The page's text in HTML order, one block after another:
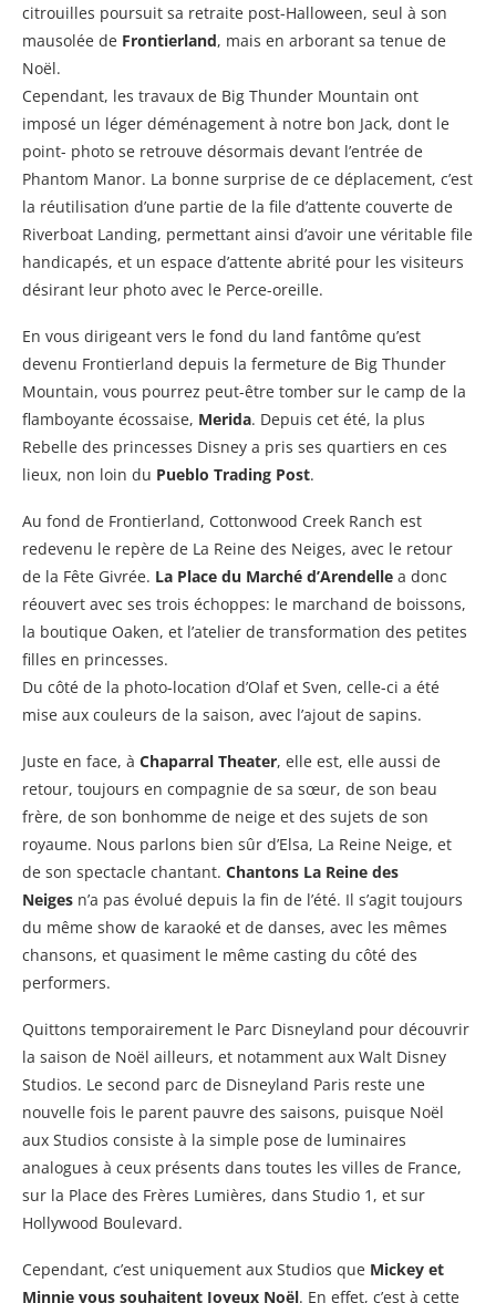
citrouilles poursuit sa retraite post-Halloween, seul à son
mausolée de Frontierland, mais en arborant sa tenue de
Noël.
Cependant, les travaux de Big Thunder Mountain ont
imposé un léger déménagement à notre bon Jack, dont le
point- photo se retrouve désormais devant l’entrée de
Phantom Manor. La bonne surprise de ce déplacement, c’est
la réutilisation d’une partie de la file d’attente couverte de
Riverboat Landing, permettant ainsi d’avoir une véritable file
handicapés, et un espace d’attente abrité pour les visiteurs
désirant leur photo avec le Perce-oreille.
En vous dirigeant vers le fond du land fantôme qu’est
devenu Frontierland depuis la fermeture de Big Thunder
Mountain, vous pourrez peut-être tomber sur le camp de la
flamboyante écossaise, Merida. Depuis cet été, la plus
Rebelle des princesses Disney a pris ses quartiers en ces
lieux, non loin du Pueblo Trading Post.
Au fond de Frontierland, Cottonwood Creek Ranch est
redevenu le repère de La Reine des Neiges, avec le retour
de la Fête Givrée. La Place du Marché d’Arendelle a donc
réouvert avec ses trois échoppes: le marchand de boissons,
la boutique Oaken, et l’atelier de transformation des petites
filles en princesses.
Du côté de la photo-location d’Olaf et Sven, celle-ci a été
mise aux couleurs de la saison, avec l’ajout de sapins.
Juste en face, à Chaparral Theater, elle est, elle aussi de
retour, toujours en compagnie de sa sœur, de son beau
frère, de son bonhomme de neige et des sujets de son
royaume. Nous parlons bien sûr d’Elsa, La Reine Neige, et
de son spectacle chantant. Chantons La Reine des
Neiges n’a pas évolué depuis la fin de l’été. Il s’agit toujours
du même show de karaoké et de danses, avec les mêmes
chansons, et quasiment le même casting du côté des
performers.
Quittons temporairement le Parc Disneyland pour découvrir
la saison de Noël ailleurs, et notamment aux Walt Disney
Studios. Le second parc de Disneyland Paris reste une
nouvelle fois le parent pauvre des saisons, puisque Noël
aux Studios consiste à la simple pose de luminaires
analogues à ceux présents dans toutes les villes de France,
sur la Place des Frères Lumières, dans Studio 1, et sur
Hollywood Boulevard.
Cependant, c’est uniquement aux Studios que Mickey et
Minnie vous souhaitent Joyeux Noël. En effet, c’est à cette